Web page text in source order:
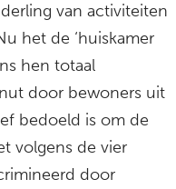
van activiteiten
het de ‘huiskamer
hen totaal
door bewoners uit
bedoeld is om de
volgens de vier
door